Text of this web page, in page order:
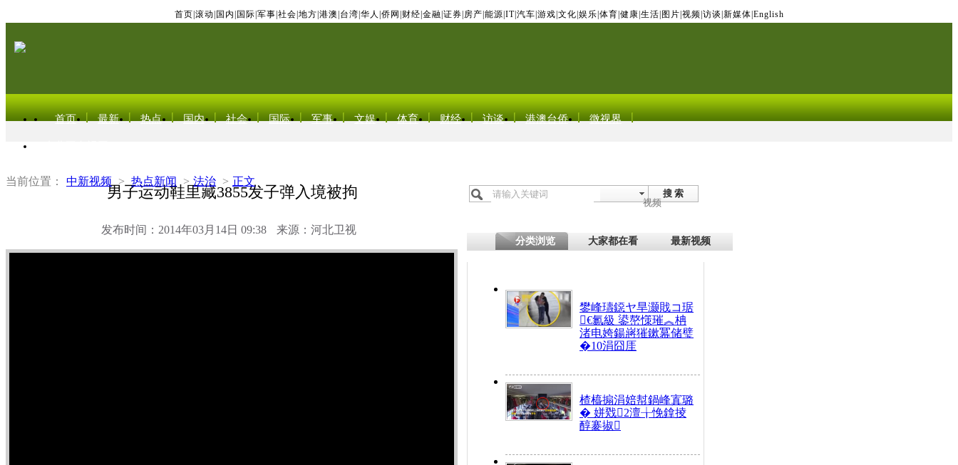
首页 滚动 国内 国际 军事 社会 地方 港澳 台湾 华人 侨网 财经 金融 证券 房产 能源 IT| 汽车 游戏 文化 娱乐 体育 健康 生活 图片 视频 访谈 新媒体 English
首页 最新 热点 国内 社会 国际 军事 文娱 体育 财经 访谈 港澳台侨 微视界
当前位置： 中新视频 > 热点新闻 > 法治 > 正文
男子运动鞋里藏3855发子弹入境被拘
发布时间：2014年03月14日 09:38 来源：河北卫视
搜 索
视频
分类浏览 大家都在看 最新视频
鐢峰瓙鐚ヤ旱灏戝コ琚
€氱級 鍙嶅憡璀︽柟
渚电姱鍚嶈獕鏉冪储璧
�10涓囧厓
楂橀搧涓婄幇鍋峰寘璐
� 姘戣2澶╁悗鎿掕
醇褰掓